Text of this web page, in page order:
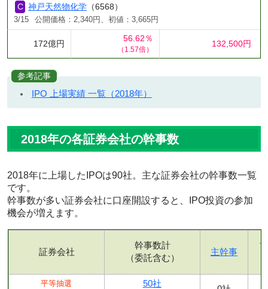
神戸天然物化学 （6568）
3/15 公開価格：2,340円、初値：3,665円
172億円
56.62％
（1.57倍）
132,500円
参考記事
IPO 上場実績 一覧（2018年）
2018年の各証券会社の幹事数
2018年に上場したIPOは90社。主な証券会社の幹事数一覧
です。
幹事数が多い証券会社に口座開設すると、IPO投資の参加
機会が増えます。
証券会社
幹事数計
（委託含む）
主幹事
平等抽選 50社